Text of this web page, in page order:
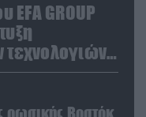
EFA GROUP
ρωσικής Βοστόκ